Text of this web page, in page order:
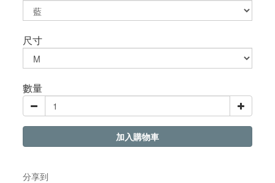
尺寸
數量
加入購物車
分享到